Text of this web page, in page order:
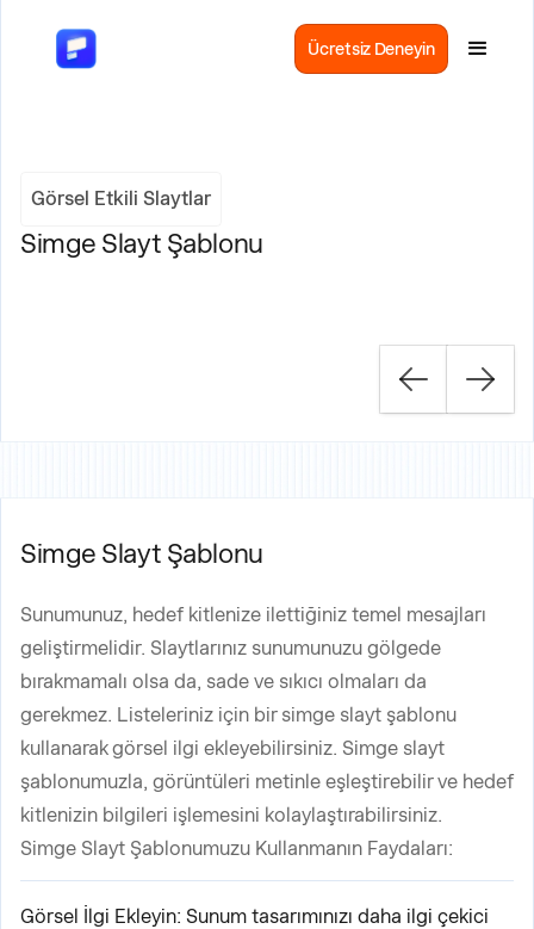
Ücretsiz Deneyin
Görsel Etkili Slaytlar
Simge Slayt Şablonu
Simge Slayt Şablonu
Sunumunuz, hedef kitlenize ilettiğiniz temel mesajları
geliştirmelidir. Slaytlarınız sunumunuzu gölgede
bırakmamalı olsa da, sade ve sıkıcı olmaları da
gerekmez. Listeleriniz için bir simge slayt şablonu
kullanarak görsel ilgi ekleyebilirsiniz. Simge slayt
şablonumuzla, görüntüleri metinle eşleştirebilir ve hedef
kitlenizin bilgileri işlemesini kolaylaştırabilirsiniz.
Simge Slayt Şablonumuzu Kullanmanın Faydaları:
Görsel İlgi Ekleyin: Sunum tasarımınızı daha ilgi çekici